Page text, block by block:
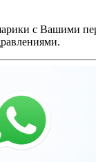
с Вашими